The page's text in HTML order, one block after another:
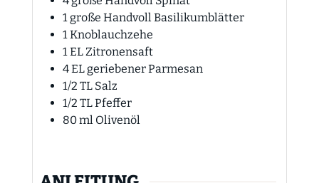
1große HandvollBasilikumblätter
1Knoblauchzehe
1ELZitronensaft
4ELgeriebener Parmesan
1/2 TL Salz
1/2 TLPfeffer
80ml Olivenöl